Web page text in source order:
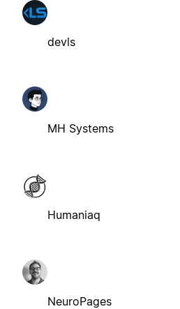
devls
MH Systems
Humaniaq
NeuroPages